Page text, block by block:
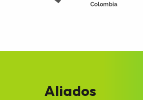
Aliados